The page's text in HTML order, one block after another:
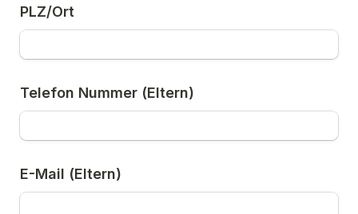
PLZ/Ort
Telefon Nummer (Eltern)
E-Mail (Eltern)